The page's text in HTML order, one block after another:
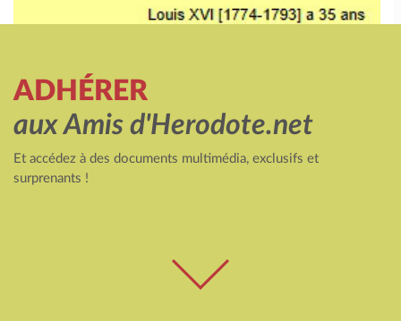
ADHÉRER
aux Amis d'Herodote.net
Et accédez à des documents multimédia, exclusifs et
surprenants !